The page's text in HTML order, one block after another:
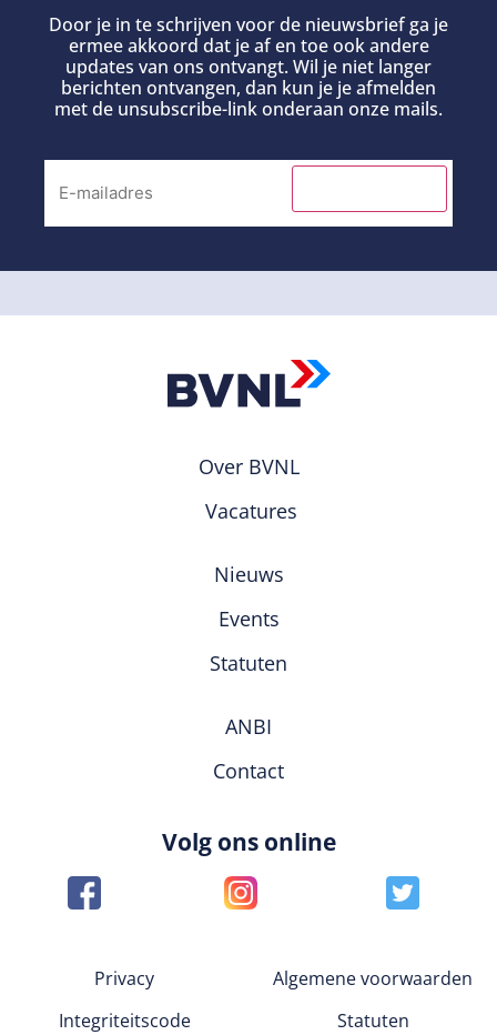
Door je in te schrijven voor de nieuwsbrief ga je
ermee akkoord dat je af en toe ook andere
updates van ons ontvangt. Wil je niet langer
berichten ontvangen, dan kun je je afmelden
met de unsubscribe-link onderaan onze mails.
Over BVNL
Vacatures
Nieuws
Events
Statuten
ANBI
Contact
Volg ons online
Privacy
Algemene voorwaarden
Integriteitscode
Statuten